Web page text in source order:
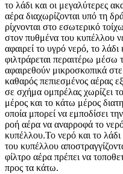
το λάδι και οι μεγαλύτερες
αέρα διαχωρίζονται υπό τη
ρίχνονται στο εσωτερικό
στον πυθμένα του κυπέλλου
αφαιρεί το υγρό νερό, το
φιλτράρεται περαιτέρω μέσω
αφαιρεθούν μικροσκοπικά
καθαρός πεπιεσμένος αέρας
σε σχήμα ομπρέλας χωρίζει
μέρος και το κάτω μέρος
οποία μπορεί να εμποδίσει
ροή αέρα να αναρροφά το
κυπέλλου.Το νερό και το
του κυπέλλου
φίλτρο αέρα πρέπει να
προς τα κάτω.